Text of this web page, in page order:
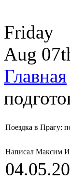
Friday
Aug
Главная
Поездка в Прагу:
Написал Максим